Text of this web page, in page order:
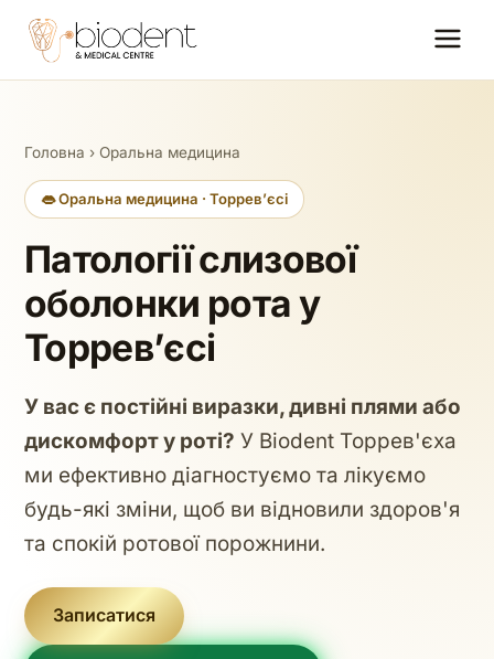
Головна › Оральна медицина
👄 Оральна медицина · Торревʼєсі
Патології слизової
оболонки рота у
Торревʼєсі
У вас є постійні виразки, дивні плями або
дискомфорт у роті? У Biodent Торрев'єха
ми ефективно діагностуємо та лікуємо
будь-які зміни, щоб ви відновили здоров'я
та спокій ротової порожнини.
Записатися